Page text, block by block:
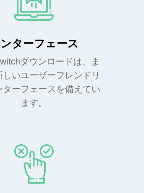
ターフェース
ダウンロードは、ま
しいユーザーフレンドリ
ターフェースを備えてい
ます。